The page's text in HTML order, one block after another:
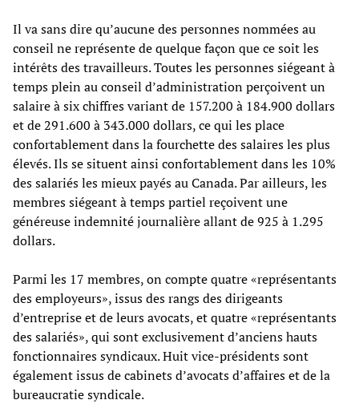
Il va sans dire qu’aucune des personnes nommées au
conseil ne représente de quelque façon que ce soit les
intérêts des travailleurs. Toutes les personnes siégeant à
temps plein au conseil d’administration perçoivent un
salaire à six chiffres variant de 157.200 à 184.900 dollars
et de 291.600 à 343.000 dollars, ce qui les place
confortablement dans la fourchette des salaires les plus
élevés. Ils se situent ainsi confortablement dans les 10%
des salariés les mieux payés au Canada. Par ailleurs, les
membres siégeant à temps partiel reçoivent une
généreuse indemnité journalière allant de 925 à 1.295
dollars.
Parmi les 17 membres, on compte quatre «représentants
des employeurs», issus des rangs des dirigeants
d’entreprise et de leurs avocats, et quatre «représentants
des salariés», qui sont exclusivement d’anciens hauts
fonctionnaires syndicaux. Huit vice-présidents sont
également issus de cabinets d’avocats d’affaires et de la
bureaucratie syndicale.